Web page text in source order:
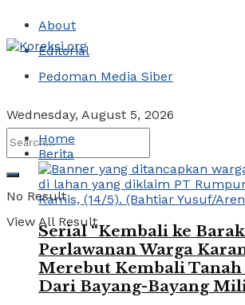
About
Editorial
Pedoman Media Siber
Wednesday, August 5, 2026
No Result
View All Result
Home
Berita
Serial “Kembali ke
Perlawanan Warga
Merebut Kembali
Dari Bayang-Bayang